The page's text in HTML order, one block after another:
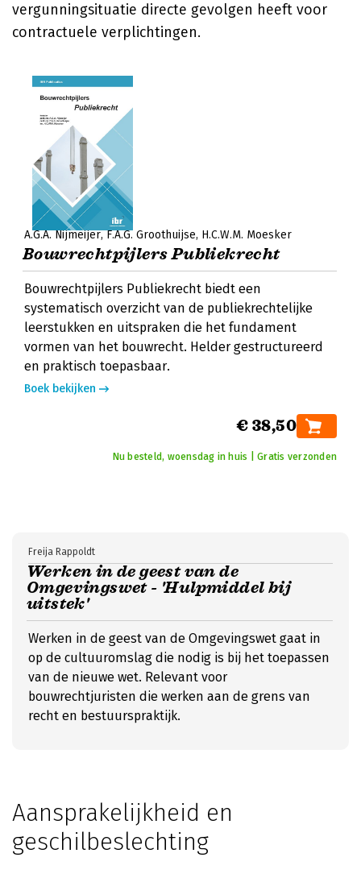
vergunningsituatie directe gevolgen heeft voor
contractuele verplichtingen.
A.G.A. Nijmeijer F.A.G. Groothuijse H.C.W.M. Moesker
Bouwrechtpijlers Publiekrecht
Bouwrechtpijlers Publiekrecht biedt een
systematisch overzicht van de publiekrechtelijke
leerstukken en uitspraken die het fundament
vormen van het bouwrecht. Helder gestructureerd
en praktisch toepasbaar.
Boek bekijken
€ 38,50
Nu besteld, woensdag in huis | Gratis verzonden
Werken in de geest van de
Omgevingswet - 'Hulpmiddel bij
uitstek'
Freija Rappoldt
Werken in de geest van de Omgevingswet gaat in
op de cultuuromslag die nodig is bij het toepassen
van de nieuwe wet. Relevant voor
bouwrechtjuristen die werken aan de grens van
recht en bestuurspraktijk.
Aansprakelijkheid en
geschilbeslechting